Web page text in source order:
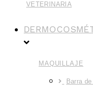
VETERINARIA
MAQUILLAJE
Barra